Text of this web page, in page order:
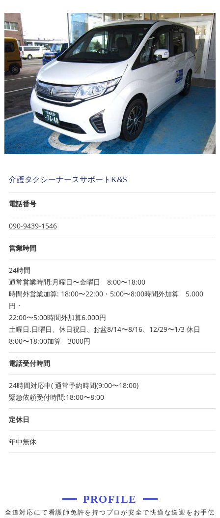
介護タクシーナースサポートK&S
電話番号
090-9439-1546
営業時間
24時間
通常営業時間:月曜日〜金曜日 8:00〜18:00
時間外営業加算: 18:00〜22:00・5:00〜8:00時間外加算 5.000
円・
22:00〜5:00時間外加算6.000円
土曜日.日曜日、休日祝日、お盆8/14〜8/16、12/29〜1/3 休日
8:00〜18:00加算 3000円
電話受付時間
24時間対応中( 通常予約時間(9:00〜18:00)
緊急依頼受付時間:18:00〜8:00
定休日
年中無休
全道対応にて看護師免許を持つプロが安全で快適な送迎をお手伝
PROFILE